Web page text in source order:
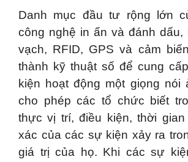
Danh mục đầu tư rộng lớn
công nghệ in ấn và đánh dấu,
vạch, RFID, GPS và cảm
thành kỹ thuật số để cung
kiện hoạt động một giọng nói
cho phép các tổ chức biết
thực vị trí, điều kiện, thời
xác của các sự kiện xảy ra
giá trị của họ. Khi các sự